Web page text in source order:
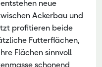
neue
Ackerbau und
profitieren beide
Futterflächen,
Flächen sinnvoll
schonend